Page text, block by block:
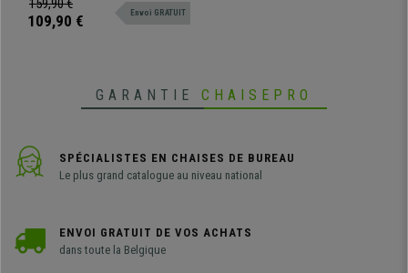
design moderne sublime.
159,90 €
109,90 € Envoi GRATUIT
GARANTIE CHAISEPRO
SPÉCIALISTES EN CHAISES DE BUREAU
Le plus grand catalogue au niveau national
ENVOI GRATUIT DE VOS ACHATS
dans toute la Belgique